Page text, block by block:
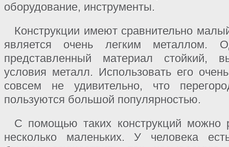
оборудование, инструменты.
Конструкции имеют сравнительно
является очень легким металлом.
представленный материал стойкий,
условия металл. Использовать его
совсем не удивительно, что
пользуются большой популярностью.
С помощью таких конструкций можно
несколько маленьких. У человека